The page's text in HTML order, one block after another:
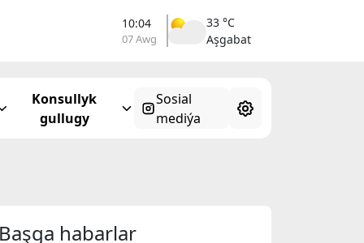
10:04
07 Awg
33 °C
Aşgabat
Konsullyk
gullugy
Sosial
mediýa
Başga habarlar